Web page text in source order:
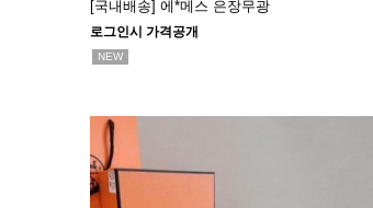
[국내배송] 에*메스 은장무광
로그인시 가격공개
NEW